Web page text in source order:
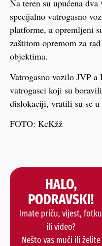
Na teren su upućena
specijalno vatrogasno
platforme, a opremljeni
zaštitom opremom za
objektima.
Vatrogasno vozilo JVP-
vatrogasci koji su
dislokaciji, vratili su se u
FOTO: KcKžž
HALO,
PODRAVSKI!
Imate priču, vijest, fotku
ili video?
Nešto vas muči ili želite